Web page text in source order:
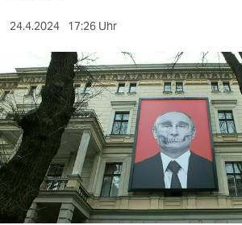
kultur
sport
berlin
nord
wahrheit
verlag
24.4.2024 17:26 Uhr